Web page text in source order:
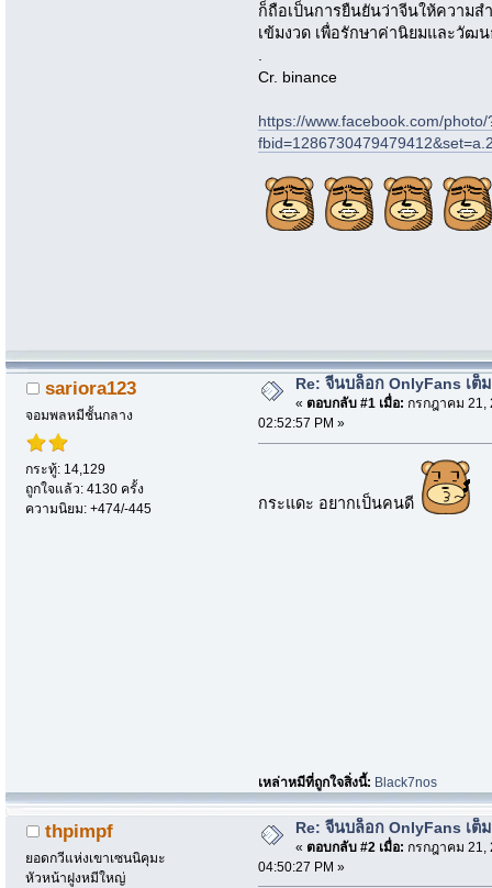
ก็ถือเป็นการยืนยันว่าจีนให้ความ
เข้มงวด เพื่อรักษาค่านิยมและวัฒ
Cr. binance
https://www.facebook.com/photo/
sariora123
จอมพลหมีชั้นกลาง
กระทู้: 14,129
ถูกใจแล้ว: 4130 ครั้ง
ความนิยม: +474/-445
Re: จีนบล็อก OnlyFans เต็
« ตอบกลับ #1 เมื่อ: กรกฎาคม 21,
02:52:57 PM »
กระแดะ อยากเป็นคนดี
เหล่าหมีที่ถูกใจสิ่งนี้: Black7nos
thpimpf
ยอดกวีแห่งเขาเซนนิคุมะ
หัวหน้าฝูงหมีใหญ่
Re: จีนบล็อก OnlyFans เต็
« ตอบกลับ #2 เมื่อ: กรกฎาคม 21,
04:50:27 PM »